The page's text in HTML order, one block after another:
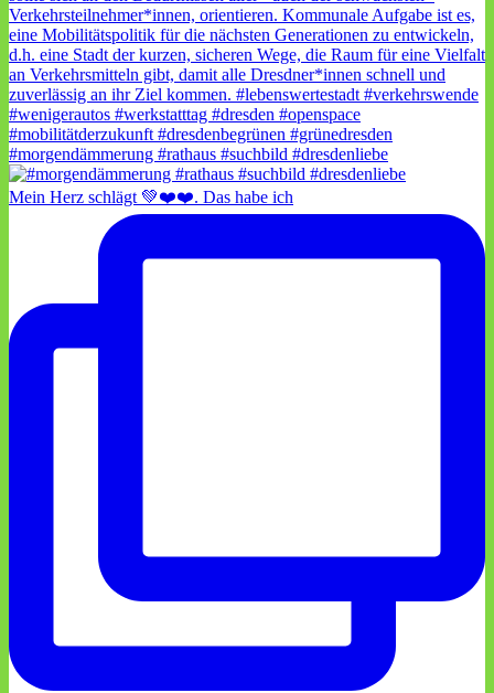
#morgendämmerung #rathaus #suchbild #dresdenliebe
Mein Herz schlägt 💚❤️❤️. Das habe ich